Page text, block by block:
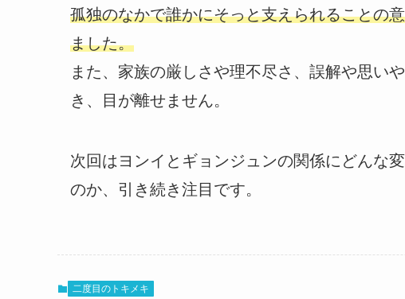
孤独のなかで誰かにそっと支えられること
ました。
また、家族の厳しさや理不尽さ、誤解や思い
き、目が離せません。
次回はヨンイとギョンジュンの関係にどんな
のか、引き続き注目です。
二度目のトキメキ